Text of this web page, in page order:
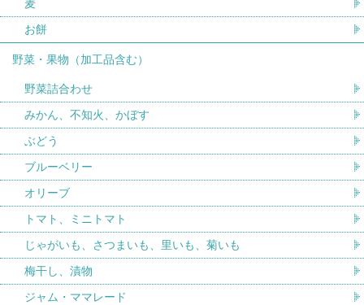
麦
お餅
野菜・果物（加工品含む）
野菜詰合わせ
みかん、不知火、かぼす
ぶどう
ブルーベリー
オリーブ
トマト、ミニトマト
じゃがいも、さつまいも、里いも、菊いも
梅干し、漬物
ジャム・ママレード